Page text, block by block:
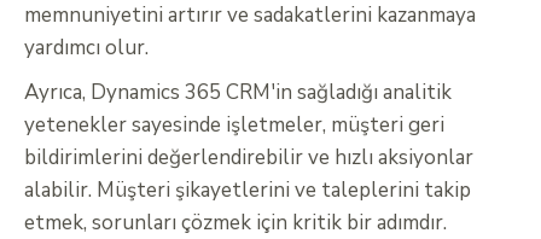
memnuniyetini artırır ve sadakatlerini kazanmaya
yardımcı olur.
Ayrıca, Dynamics 365 CRM'in sağladığı analitik
yetenekler sayesinde işletmeler, müşteri geri
bildirimlerini değerlendirebilir ve hızlı aksiyonlar
alabilir. Müşteri şikayetlerini ve taleplerini takip
etmek, sorunları çözmek için kritik bir adımdır.